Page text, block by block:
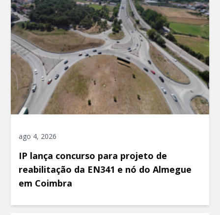
ago 4, 2026
IP lança concurso para projeto de
reabilitação da EN341 e nó do Almegue
em Coimbra